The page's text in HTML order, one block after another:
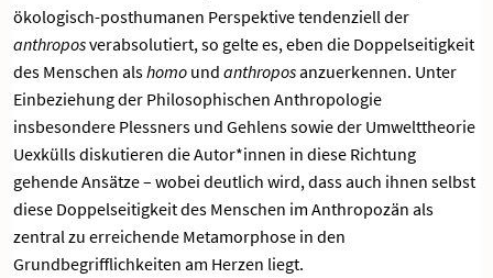
ökologisch-posthumanen Perspektive tendenziell der
anthroposverabsolutiert, so gelte es, eben die Doppelseitigkeit
des Menschen alshomo und anthroposanzuerkennen. Unter
Einbeziehung der Philosophischen Anthropologie
insbesondere Plessners und Gehlens sowie der Umwelttheorie
Uexkülls diskutieren die Autor*innen in diese Richtung
gehende Ansätze – wobei deutlich wird, dass auch ihnen selbst
diese Doppelseitigkeit des Menschen im Anthropozän als
zentral zu erreichende Metamorphose in den
Grundbegrifflichkeiten am Herzen liegt.